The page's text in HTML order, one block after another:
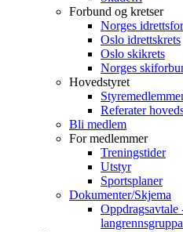
Forbund og kretser
Norges
Oslo idrettskrets
Oslo skikrets
Norges
Hovedstyret
Referater
Bli medlem
For medlemmer
Treningstider
Utstyr
Sportsplaner
Dokumenter/Skjema